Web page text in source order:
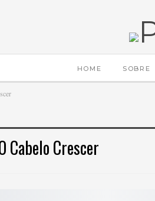
HOME SOBRE
Cabelo Crescer